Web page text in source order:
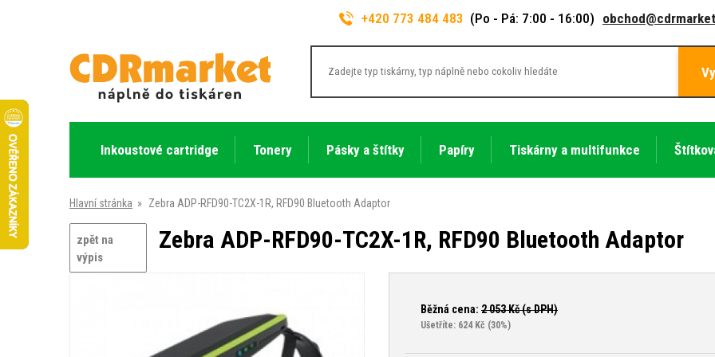
+420 773 484 483 (Po - Pá: 7:00 - 16:00)
Inkoustové cartridge Tonery Pásky a štítky Papíry Tiskárny a multifunkce
Hlavní stránka » Zebra ADP-RFD90-TC2X-1R, RFD90 Bluetooth Adaptor
zpět na
výpis
Zebra ADP-RFD90-TC2X-1R, RFD90 Bluetooth Adaptor
Běžná cena: 2 053Kč (s DPH)
Ušetříte: 624 Kč (30%)